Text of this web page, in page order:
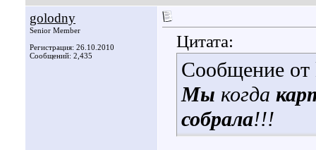
golodny
Senior Member
Регистрация: 26.10.2010
Сообщений: 2,435
Цитата:
Сообщение от
Мы когда
собрала!!!